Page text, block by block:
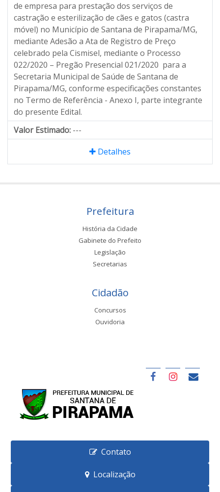
de empresa para prestação dos serviços de
castração e esterilização de cães e gatos (castra
móvel) no Município de Santana de Pirapama/MG,
mediante Adesão a Ata de Registro de Preço
celebrado pela Cismisel, mediante o Processo
022/2020 – Pregão Presencial 021/2020 para a
Secretaria Municipal de Saúde de Santana de
Pirapama/MG, conforme especificações constantes
no Termo de Referência - Anexo I, parte integrante
do presente Edital.
Valor Estimado: ---
Detalhes
Prefeitura
História da Cidade
Gabinete do Prefeito
Legislação
Secretarias
Cidadão
Concursos
Ouvidoria
Contato
Localização